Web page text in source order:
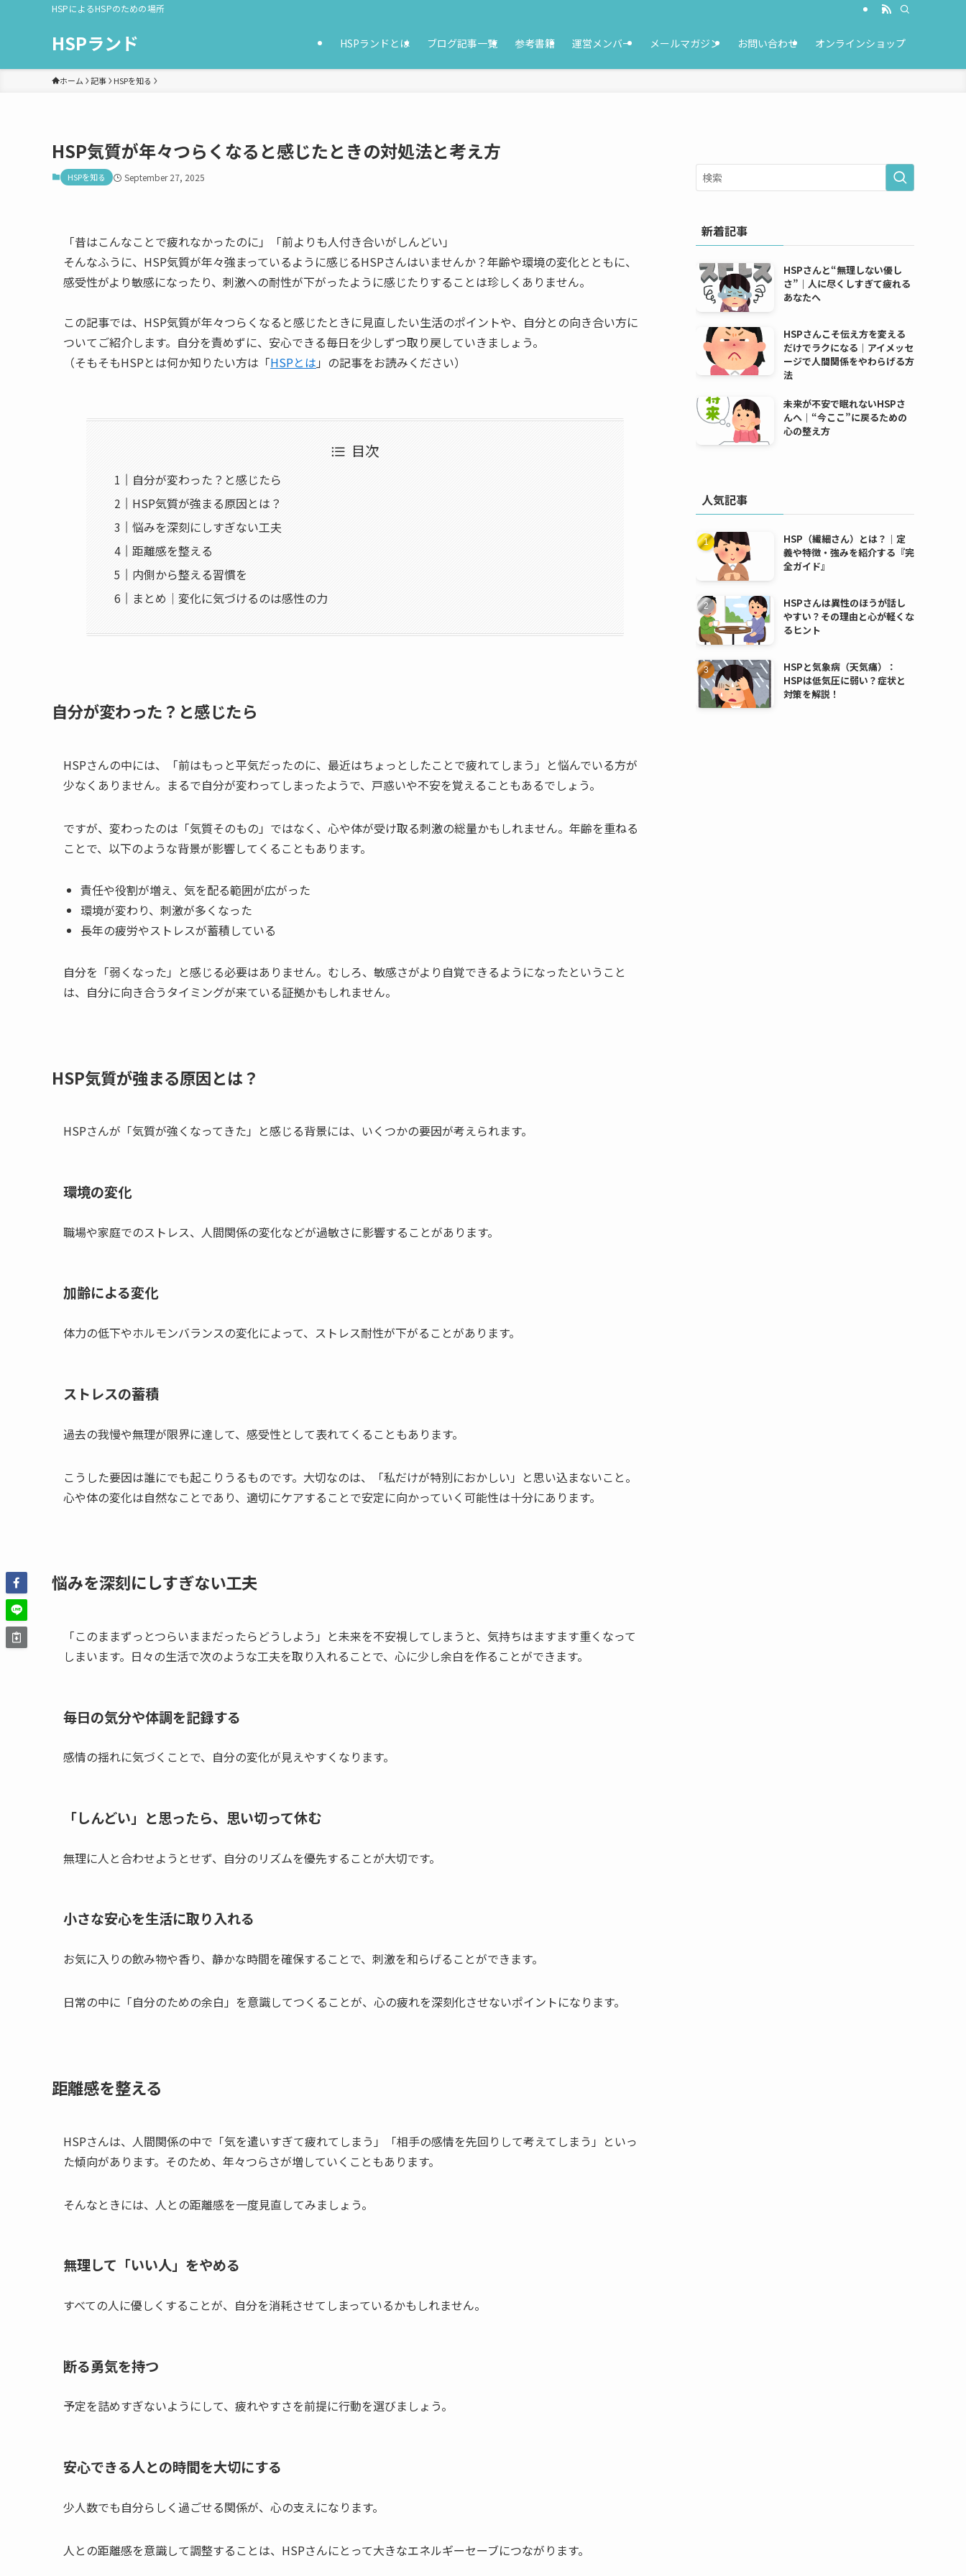
HSPによるHSPのための場所
HSPランド HSPランドとは ブログ記事一覧 参考書籍 運営メンバー メールマガジン お問い合わせ オンラインショップ
ホーム 記事 HSPを知る
HSP気質が年々つらくなると感じたときの対処法と考え方
HSPを知る September 27, 2025
「昔はこんなことで疲れなかったのに」「前よりも人付き合いがしんどい」
そんなふうに、HSP気質が年々強まっているように感じるHSPさんはいませんか？年齢や環境の変化とともに、
感受性がより敏感になったり、刺激への耐性が下がったように感じたりすることは珍しくありません。
この記事では、HSP気質が年々つらくなると感じたときに見直したい生活のポイントや、自分との向き合い方に
ついてご紹介します。自分を責めずに、安心できる毎日を少しずつ取り戻していきましょう。
（そもそもHSPとは何か知りたい方は「HSPとは 」の記事をお読みください）
目次
自分が変わった？と感じたら
HSP気質が強まる原因とは？
悩みを深刻にしすぎない工夫
距離感を整える
内側から整える習慣を
まとめ｜変化に気づけるのは感性の力
自分が変わった？と感じたら
HSPさんの中には、「前はもっと平気だったのに、最近はちょっとしたことで疲れてしまう」と悩んでいる方が
少なくありません。まるで自分が変わってしまったようで、戸惑いや不安を覚えることもあるでしょう。
ですが、変わったのは「気質そのもの」ではなく、心や体が受け取る刺激の総量かもしれません。年齢を重ねる
ことで、以下のような背景が影響してくることもあります。
責任や役割が増え、気を配る範囲が広がった
環境が変わり、刺激が多くなった
長年の疲労やストレスが蓄積している
自分を「弱くなった」と感じる必要はありません。むしろ、敏感さがより自覚できるようになったということ
は、自分に向き合うタイミングが来ている証拠かもしれません。
HSP気質が強まる原因とは？
HSPさんが「気質が強くなってきた」と感じる背景には、いくつかの要因が考えられます。
環境の変化
職場や家庭でのストレス、人間関係の変化などが過敏さに影響することがあります。
加齢による変化
体力の低下やホルモンバランスの変化によって、ストレス耐性が下がることがあります。
ストレスの蓄積
過去の我慢や無理が限界に達して、感受性として表れてくることもあります。
こうした要因は誰にでも起こりうるものです。大切なのは、「私だけが特別におかしい」と思い込まないこと。
心や体の変化は自然なことであり、適切にケアすることで安定に向かっていく可能性は十分にあります。
悩みを深刻にしすぎない工夫
「このままずっとつらいままだったらどうしよう」と未来を不安視してしまうと、気持ちはますます重くなって
しまいます。日々の生活で次のような工夫を取り入れることで、心に少し余白を作ることができます。
毎日の気分や体調を記録する
感情の揺れに気づくことで、自分の変化が見えやすくなります。
「しんどい」と思ったら、思い切って休む
無理に人と合わせようとせず、自分のリズムを優先することが大切です。
小さな安心を生活に取り入れる
お気に入りの飲み物や香り、静かな時間を確保することで、刺激を和らげることができます。
日常の中に「自分のための余白」を意識してつくることが、心の疲れを深刻化させないポイントになります。
距離感を整える
HSPさんは、人間関係の中で「気を遣いすぎて疲れてしまう」「相手の感情を先回りして考えてしまう」といっ
た傾向があります。そのため、年々つらさが増していくこともあります。
そんなときには、人との距離感を一度見直してみましょう。
無理して「いい人」をやめる
すべての人に優しくすることが、自分を消耗させてしまっているかもしれません。
断る勇気を持つ
予定を詰めすぎないようにして、疲れやすさを前提に行動を選びましょう。
安心できる人との時間を大切にする
少人数でも自分らしく過ごせる関係が、心の支えになります。
人との距離感を意識して調整することは、HSPさんにとって大きなエネルギーセーブにつながります。
新着記事
HSPさんと“無理しない優し
さ”｜人に尽くしすぎて疲れる
あなたへ
HSPさんこそ伝え方を変える
だけでラクになる｜アイメッセ
ージで人間関係をやわらげる方
法
未来が不安で眠れないHSPさ
んへ｜“今ここ”に戻るための
心の整え方
人気記事
HSP（繊細さん）とは？｜定
義や特徴・強みを紹介する『完
全ガイド』
HSPさんは異性のほうが話し
やすい？その理由と心が軽くな
るヒント
HSPと気象病（天気痛）：
HSPは低気圧に弱い？症状と
対策を解説！